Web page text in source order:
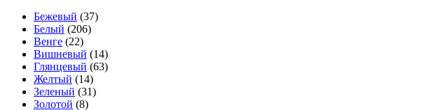
Бежевый (37)
Белый (206)
Венге (22)
Вишневый (14)
Глянцевый (63)
Желтый (14)
Зеленый (31)
Золотой (8)